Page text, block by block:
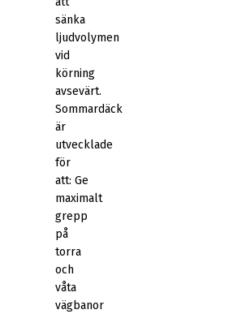
sänka
ljudvolymen
vid
körning
avsevärt.
Sommardäck
är
utvecklade
för
att: Ge
maximalt
grepp
på
torra
och
våta
vägbanor